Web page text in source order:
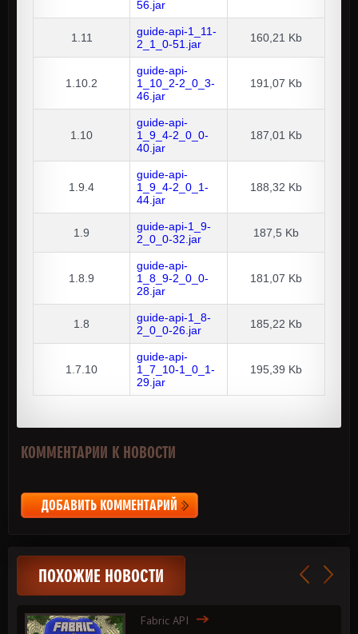
56.jar
1.11
guide-api-1_11-
2_1_0-51.jar
160,21 Kb
1.10.2
guide-api-
1_10_2-2_0_3-
46.jar
191,07 Kb
1.10
guide-api-
1_9_4-2_0_0-
40.jar
187,01 Kb
1.9.4
guide-api-
1_9_4-2_0_1-
44.jar
188,32 Kb
1.9
guide-api-1_9-
2_0_0-32.jar
187,5 Kb
1.8.9
guide-api-
1_8_9-2_0_0-
28.jar
181,07 Kb
1.8
guide-api-1_8-
2_0_0-26.jar
185,22 Kb
1.7.10
guide-api-
1_7_10-1_0_1-
29.jar
195,39 Kb
КОММЕНТАРИИ К НОВОСТИ
ДОБАВИТЬ КОММЕНТАРИЙ
ПОХОЖИЕ НОВОСТИ
Fabric API